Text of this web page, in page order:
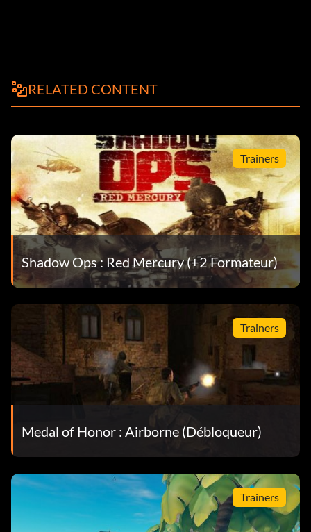
RELATED CONTENT
Trainers
Shadow Ops : Red Mercury (+2 Formateur)
Trainers
Medal of Honor : Airborne (Débloqueur)
Trainers